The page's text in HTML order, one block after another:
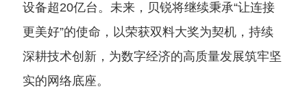
设备超20亿台。未来，贝锐将继续秉承“让连接
更美好”的使命，以荣获双料大奖为契机，持续
深耕技术创新，为数字经济的高质量发展筑牢坚
实的网络底座。